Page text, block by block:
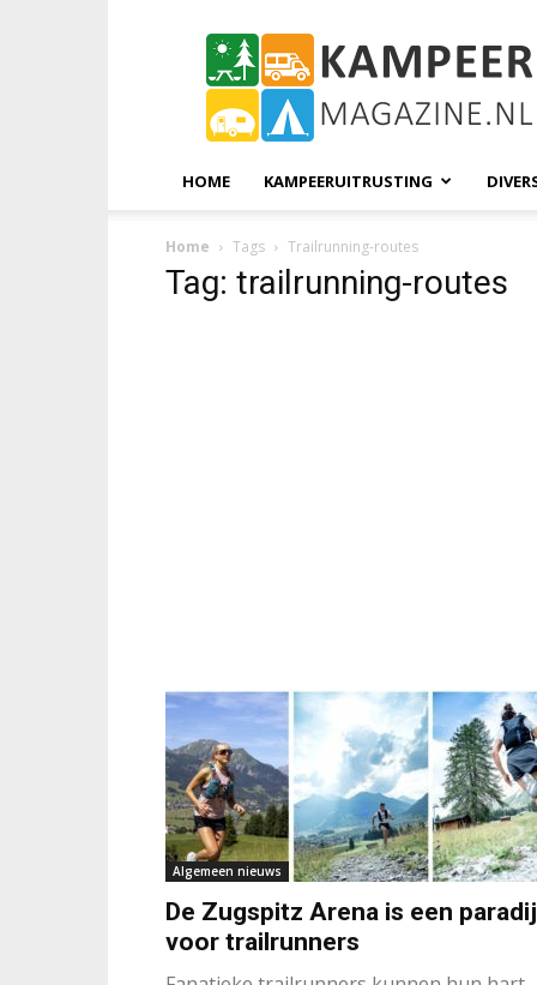
KampeerMagazine
HOME KAMPEERUITRUSTING
Home Tags Trailrunning-routes
Tag: trailrunning-routes
Algemeen nieuws
De Zugspitz Arena is een
voor trailrunners